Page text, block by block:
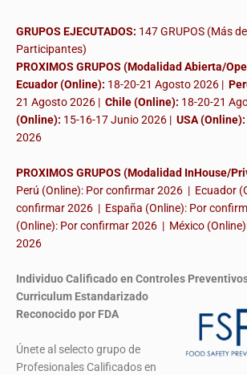
GRUPOS EJECUTADOS: 147 GRUPOS (Más
Participantes)
PROXIMOS GRUPOS (Modalidad Abierta/
Ecuador (Online): 18-20-21 Agosto 2026 |
21 Agosto 2026 | Chile (Online): 18-20-21
(Online): 15-16-17 Junio 2026 | USA (Online):
2026
PROXIMOS GRUPOS (Modalidad InHouse/
Perú (Online): Por confirmar 2026 | Ecuador
confirmar 2026 | España (Online): Por
(Online): Por confirmar 2026 | México
2026
Individuo Calificado en Controles
Curriculum Estandarizado
Reconocido por FDA
Únete al selecto grupo de
Profesionales Calificados en